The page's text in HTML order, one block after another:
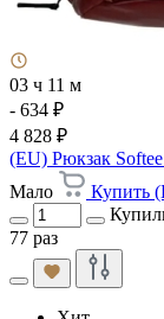
03 ч 11 м
- 634 ₽
4 828 ₽
(EU) Рюкзак
Мало
Купить
77 раз